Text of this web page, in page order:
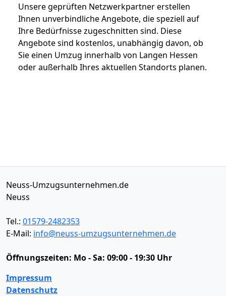
Unsere geprüften Netzwerkpartner erstellen
Ihnen unverbindliche Angebote, die speziell auf
Ihre Bedürfnisse zugeschnitten sind. Diese
Angebote sind kostenlos, unabhängig davon, ob
Sie einen Umzug innerhalb von Langen Hessen
oder außerhalb Ihres aktuellen Standorts planen.
Neuss-Umzugsunternehmen.de
Neuss
Tel.: 01579-2482353
E-Mail: info@neuss-umzugsunternehmen.de
Öffnungszeiten: Mo - Sa: 09:00 - 19:30 Uhr
Impressum
Datenschutz